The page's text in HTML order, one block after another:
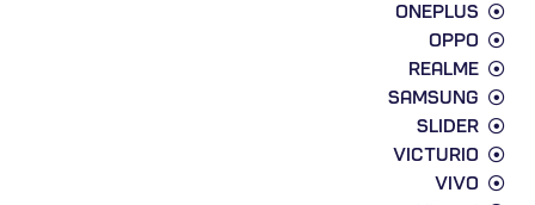
Oneplus
Oppo
Realme
Samsung
slider
victurio
vivo